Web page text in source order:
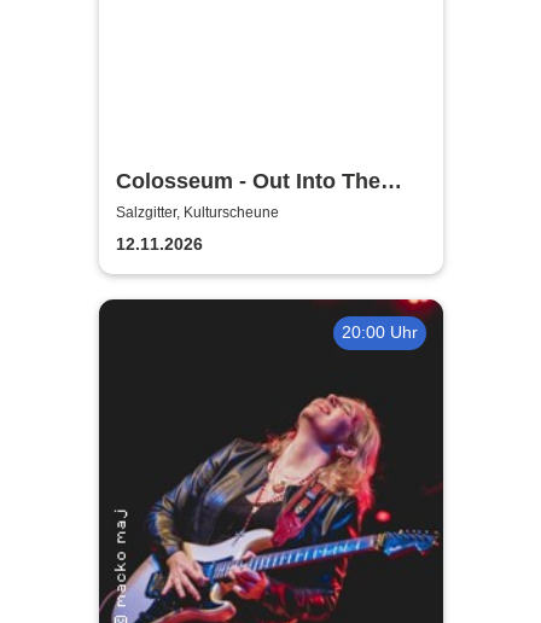
Colosseum - Out Into The
Fields
Salzgitter, Kulturscheune
12.11.2026
20:00 Uhr